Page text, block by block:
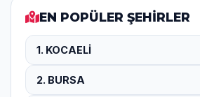
EN POPÜLER ŞEHİRLER
1. KOCAELİ
2. BURSA